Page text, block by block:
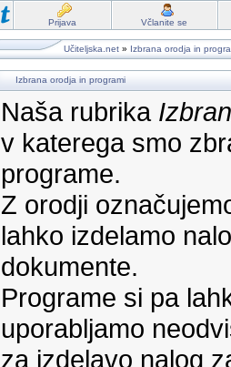
Prijava Včlanite se
Učiteljska.net » Izbrana orodja in
Izbrana orodja in programi
Naša rubrika
v katerega smo
programe.
Z orodji
lahko izdelamo
dokumente.
Programe si pa
uporabljamo
za izdelavo nalog